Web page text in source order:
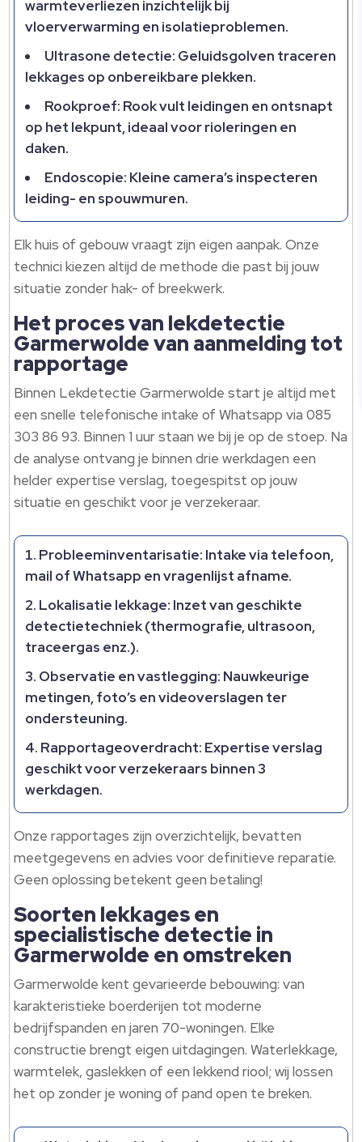
warmteverliezen inzichtelijk bij
vloerverwarming en isolatieproblemen.
Ultrasone detectie: Geluidsgolven traceren
lekkages op onbereikbare plekken.
Rookproef: Rook vult leidingen en ontsnapt
op het lekpunt, ideaal voor rioleringen en
daken.
Endoscopie: Kleine camera’s inspecteren
leiding- en spouwmuren.
Elk huis of gebouw vraagt zijn eigen aanpak. Onze
technici kiezen altijd de methode die past bij jouw
situatie zonder hak- of breekwerk.
Het proces van lekdetectie
Garmerwolde van aanmelding tot
rapportage
Binnen Lekdetectie Garmerwolde start je altijd met
een snelle telefonische intake of Whatsapp via 085
303 86 93. Binnen 1 uur staan we bij je op de stoep. Na
de analyse ontvang je binnen drie werkdagen een
helder expertise verslag, toegespitst op jouw
situatie en geschikt voor je verzekeraar.
Probleeminventarisatie: Intake via telefoon,
mail of Whatsapp en vragenlijst afname.
Lokalisatie lekkage: Inzet van geschikte
detectietechniek (thermografie, ultrasoon,
traceergas enz.).
Observatie en vastlegging: Nauwkeurige
metingen, foto’s en videoverslagen ter
ondersteuning.
Rapportageoverdracht: Expertise verslag
geschikt voor verzekeraars binnen 3
werkdagen.
Onze rapportages zijn overzichtelijk, bevatten
meetgegevens en advies voor definitieve reparatie.
Geen oplossing betekent geen betaling!
Soorten lekkages en
specialistische detectie in
Garmerwolde en omstreken
Garmerwolde kent gevarieerde bebouwing: van
karakteristieke boerderijen tot moderne
bedrijfspanden en jaren 70-woningen. Elke
constructie brengt eigen uitdagingen. Waterlekkage,
warmtelek, gaslekken of een lekkend riool; wij lossen
het op zonder je woning of pand open te breken.